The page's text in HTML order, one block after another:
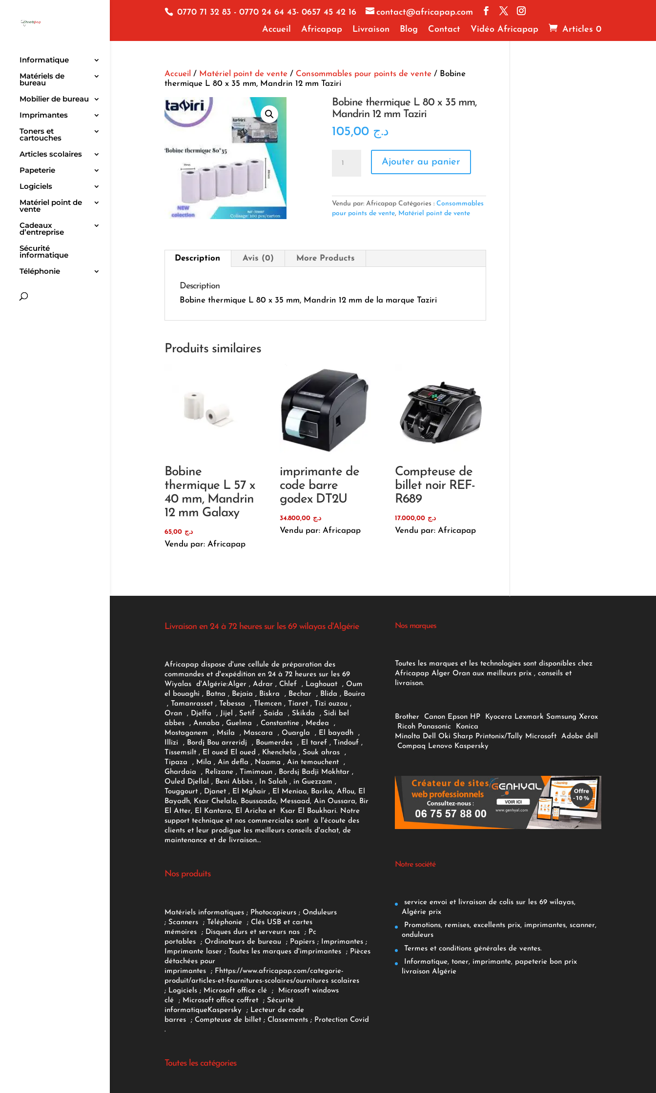
0770 71 32 83 - 0770 24 64 43- 0657 45 42 16
contact@africapap.com
Accueil
Africapap Livraison Blog Contact Vidéo Africapap Articles 0
Informatique
Matériels de
bureau
Mobilier de bureau
Imprimantes
Toners et
cartouches
Articles scolaires
Papeterie
Logiciels
Matériel point de
vente
Cadeaux
d’entreprise
Sécurité
informatique
Téléphonie
Accueil / Matériel point de vente/ Consommables pour points de vente/ Bobine
thermique L 80 x 35 mm, Mandrin 12 mm Taziri
Bobine thermique L 80 x 35 mm,
Mandrin 12 mm Taziri
د.ج 105,00
80
x
12
mm
Ajouter au panier
Vendu par: Africapap Catégories : Consommables
pour points de vente, Matériel point de vente
Description Avis (0) More Products
Description
Bobine thermique L 80 x 35 mm, Mandrin 12 mm de la marque Taziri
Produits similaires
Bobine
thermique L 57 x
40 mm, Mandrin
12 mm Galaxy
د.ج 65,00
Vendu par: Africapap
imprimante de
code barre
godex DT2U
د.ج 34.800,00
Vendu par: Africapap
Compteuse de
billet noir REF-
R689
د.ج
Vendu par: Africapap
Livraison en 24 à 72 heures sur les 69 wilayas d'Algérie
Africapap dispose d'une cellule de préparation des
commandes et d'expédition en 24 à 72 heures sur les 69
Wiyalas d'Algérie:Alger , Adrar, Chlef , Laghouat , Oum
el bouaghi , Batna , Bejaia , Biskra , Bechar , Blida , Bouira
, Tamanrasset , Tebessa , Tlemcen , Tiaret , Tizi ouzou ,
Oran , Djelfa , Jijel , Setif , Saida , Skikda , Sidi bel
abbes , Annaba , Guelma , Constantine , Medea ,
Mostaganem , Msila , Mascara , Ouargla , El bayadh ,
Illizi , Bordj Bou arreridj , Boumerdes , El taref , Tindouf ,
Tissemsilt , El oued El oued , Khenchela , Souk ahras ,
Tipaza , Mila , Ain defla , Naama , Ain temouchent ,
Ghardaia , Relizane , Timimoun , Bordsj Badji Mokhtar ,
Ouled Djellal , Beni Abbès , In Salah , in Guezzam ,
Touggourt , Djanet , El Mghair , El Meniaa, Barika, Aflou, El
Bayadh, Ksar Chelala, Boussaada, Messaad, Ain Oussara, Bir
El Atter, El Kantara, El Aricha et Ksar El Boukhari. Notre
support technique et nos commerciales sont à l'écoute des
clients et leur prodigue les meilleurs conseils d'achat, de
maintenance et de livraison...
Nos produits
Matériels informatiques; Photocopieurs; Onduleurs
; Scanners ; Téléphonie ; Clés USB et cartes
mémoires
; Disques durs et serveurs nas ; Pc
portables
; Ordinateurs de bureau ; Papiers; Imprimantes;
Imprimante laser; Toutes les marques d'imprimantes ; Pièces
détachées pour
imprimantes
; F https://www.africapap.com/categorie-
produit/articles-et-fournitures-scolaires/ournitures scolaires
; Logiciels ; Microsoft office clé ;
Microsoft windows
clé; Microsoft office coffret ; Sécurité
informatiqueKaspersky ; Lecteur de code
barres
; Compteuse de billet; Classements ; Protection Covid
.
Toutes les catégories
Nos marques
Toutes les marques et les technologies sont disponibles chez
Africapap Alger Oran aux meilleurs prix , conseils et
livraison.
Brother Canon Epson HP Kyocera Lexmark Samsung Xerox
Ricoh Panasonic
Konica
Minolta Dell Oki Sharp Printonix/Tally Microsoft Adobe dell
Compaq Lenovo Kaspersky
Notre société
service envoi et livraison de colis sur les 69 wilayas,
Algérie prix
Promotions, remises, excellents prix, imprimantes, scanner,
onduleurs
Termes et conditions générales de ventes.
Informatique, toner, imprimante, papeterie bon prix
livraison Algérie